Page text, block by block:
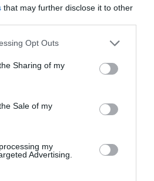
that may further disclose it to other
Opt Outs
Sharing of my
Sale of my
my
Advertising.
registrerat –
Klart